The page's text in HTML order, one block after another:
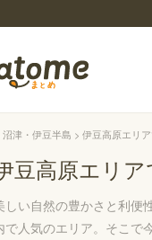
沼津・伊豆半島 伊豆高原エリ
豆高原エリ
しい自然の豊かさと利便
で人気のエリア。そこで